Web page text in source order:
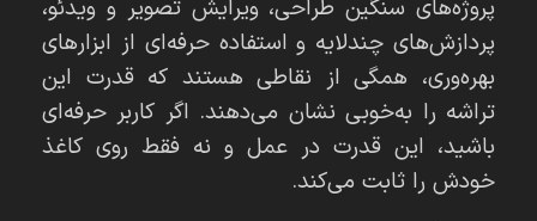
پروژه‌های سنگین طراحی، ویرایش تصویر و ویدئو،
پردازش‌های چندلایه و استفاده حرفه‌ای از ابزارهای
بهره‌وری، همگی از نقاطی هستند که قدرت این
تراشه را به‌خوبی نشان می‌دهند. اگر کاربر حرفه‌ای
باشید، این قدرت در عمل و نه فقط روی کاغذ
خودش را ثابت می‌کند.